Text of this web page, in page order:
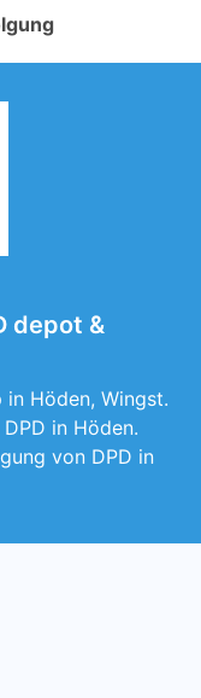
depot &
Höden, Wingst.
in Höden.
von DPD in